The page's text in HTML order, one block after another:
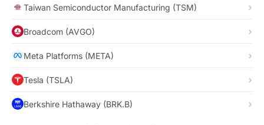
Taiwan Semiconductor Manufacturing (TSM)
Broadcom (AVGO)
Meta Platforms (META)
Tesla (TSLA)
Berkshire Hathaway (BRK.B)